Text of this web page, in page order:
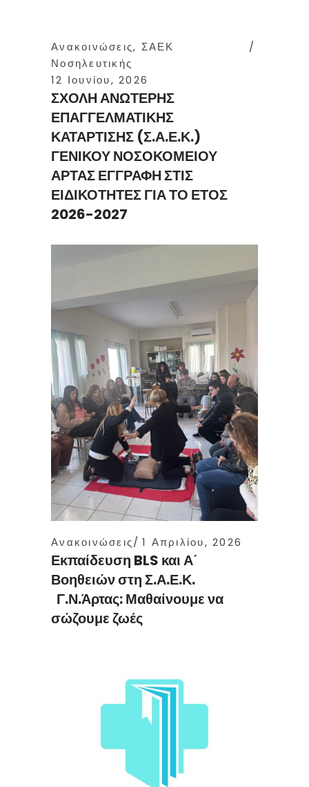
Ανακοινώσεις, ΣΑΕΚ
Νοσηλευτικής
12 Ιουνίου, 2026
ΣΧΟΛΗ ΑΝΩΤΕΡΗΣ
ΕΠΑΓΓΕΛΜΑΤΙΚΗΣ
ΚΑΤΑΡΤΙΣΗΣ (Σ.Α.Ε.Κ.)
ΓΕΝΙΚΟΥ ΝΟΣΟΚΟΜΕΙΟΥ
ΑΡΤΑΣ ΕΓΓΡΑΦΗ ΣΤΙΣ
ΕΙΔΙΚΟΤΗΤΕΣ ΓΙΑ ΤΟ ΕΤΟΣ
2026-2027
Ανακοινώσεις 1 Απριλίου, 2026
Εκπαίδευση BLS και Α΄
Βοηθειών στη Σ.Α.Ε.Κ.
Γ.Ν.Άρτας: Μαθαίνουμε να
σώζουμε ζωές